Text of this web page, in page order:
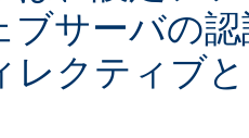
ブサーバの
レクティブ